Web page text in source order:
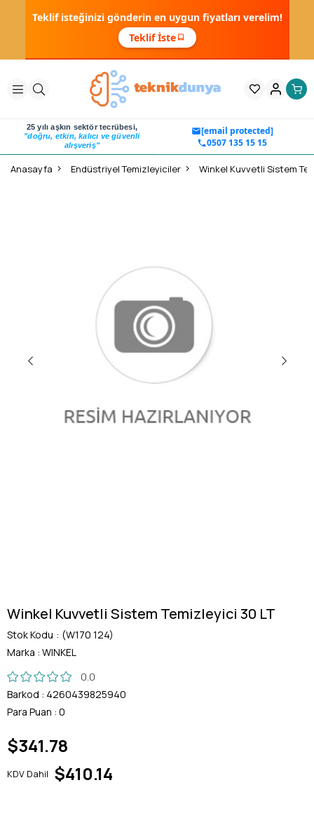
Teklif isteğinizi gönderin en uygun fiyatları verelim!
Teklif İste
25 yılı aşkın sektör tecrübesi,
"doğru, etkin, kalıcı ve güvenli
alışveriş"
[email protected]
0507 135 15 15
Anasayfa Endüstriyel Temizleyiciler Winkel Kuvvetli Sistem
Winkel Kuvvetli Sistem Temizleyici 30 LT
Stok Kodu
(W170 124)
Marka : WINKEL
0.0
Barkod : 4260439825940
Para Puan : 0
$341.78
KDV Dahil $410.14